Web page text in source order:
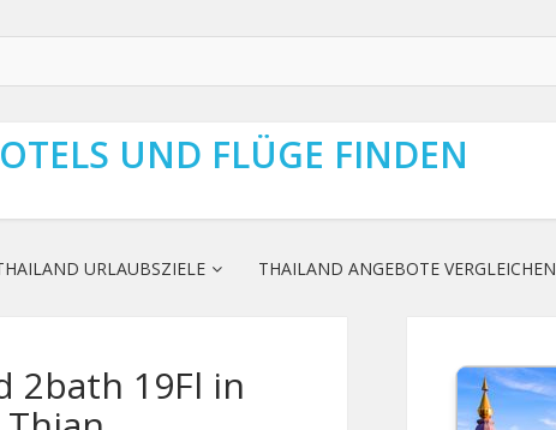
UND FLÜGE FINDEN
URLAUBSZIELE THAILAND ANGEBOTE VERGLEICHEN
2bath 19Fl in